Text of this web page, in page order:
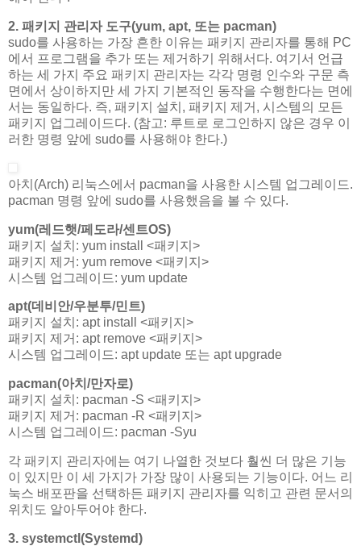
2. 패키지 관리자 도구(yum, apt, 또는 pacman)
sudo를 사용하는 가장 흔한 이유는 패키지 관리자를 통해 PC
에서 프로그램을 추가 또는 제거하기 위해서다. 여기서 언급
하는 세 가지 주요 패키지 관리자는 각각 명령 인수와 구문 측
면에서 상이하지만 세 가지 기본적인 동작을 수행한다는 면에
서는 동일하다. 즉, 패키지 설치, 패키지 제거, 시스템의 모든
패키지 업그레이드다. (참고: 루트로 로그인하지 않은 경우 이
러한 명령 앞에 sudo를 사용해야 한다.)
아치(Arch) 리눅스에서 pacman을 사용한 시스템 업그레이드.
pacman 명령 앞에 sudo를 사용했음을 볼 수 있다.
yum(레드햇/페도라/센트OS)
패키지 설치: yum install <패키지>
패키지 제거: yum remove <패키지>
시스템 업그레이드: yum update
apt(데비안/우분투/민트)
패키지 설치: apt install <패키지>
패키지 제거: apt remove <패키지>
시스템 업그레이드: apt update 또는 apt upgrade
pacman(아치/만자로)
패키지 설치: pacman -S <패키지>
패키지 제거: pacman -R <패키지>
시스템 업그레이드: pacman -Syu
각 패키지 관리자에는 여기 나열한 것보다 훨씬 더 많은 기능
이 있지만 이 세 가지가 가장 많이 사용되는 기능이다. 어느 리
눅스 배포판을 선택하든 패키지 관리자를 익히고 관련 문서의
위치도 알아두어야 한다.
3. systemctl(Systemd)